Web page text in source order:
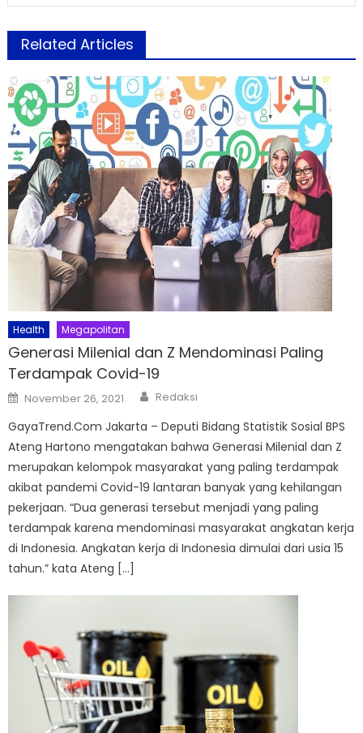
Related Articles
Health Megapolitan
Generasi Milenial dan Z Mendominasi Paling
Terdampak Covid-19
Posted
on
November 26, 2021 Author
Redaksi
GayaTrend.Com Jakarta – Deputi Bidang Statistik Sosial BPS
Ateng Hartono mengatakan bahwa Generasi Milenial dan Z
merupakan kelompok masyarakat yang paling terdampak
akibat pandemi Covid-19 lantaran banyak yang kehilangan
pekerjaan. “Dua generasi tersebut menjadi yang paling
terdampak karena mendominasi masyarakat angkatan kerja
di Indonesia. Angkatan kerja di Indonesia dimulai dari usia 15
tahun.” kata Ateng […]